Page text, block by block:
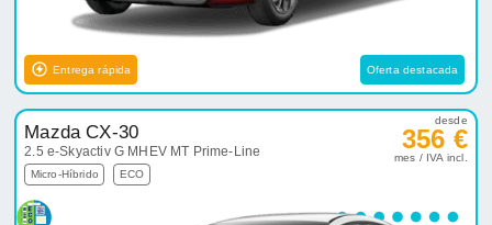
Entrega rápida Oferta destacada
Mazda CX-30
2.5 e-Skyactiv G MHEV MT Prime-Line
Micro-Híbrido ECO
desde
356 €
mes / IVA incl.